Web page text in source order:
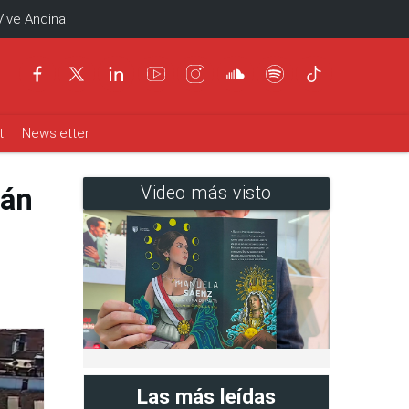
Andina
Newsletter
Video más visto
Las más leídas